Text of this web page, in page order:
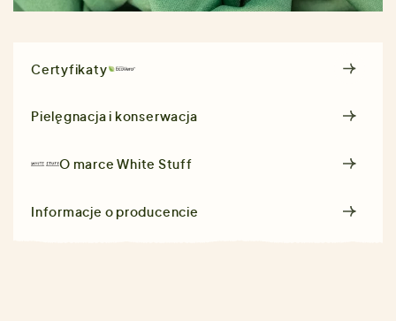
Certyfikaty
Pielęgnacja i konserwacja
O marceWhite Stuff
Informacje o producencie